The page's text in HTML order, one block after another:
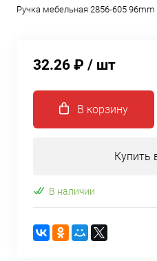
Ручка мебельная 2856-605
32.26 ₽ / шт
В корзину
Купить
В наличии